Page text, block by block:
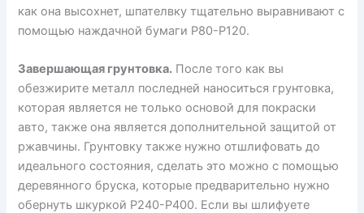
как она высохнет, шпателвку тщательно выравнивают с
помощью наждачной бумаги Р80-Р120.
Завершающая грунтовка. После того как вы
обезжирите металл последней наноситься грунтовка,
которая является не только основой для покраски
авто, также она является дополнительной защитой от
ржавчины. Грунтовку также нужно отшлифовать до
идеального состояния, сделать это можно с помощью
деревянного бруска, которые предварительно нужно
обернуть шкуркой Р240-Р400. Если вы шлифуете